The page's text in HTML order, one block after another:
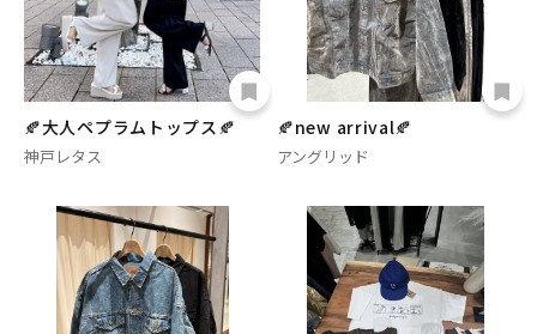
🍂大人ペプラムトップス🍂
神戸レタス
🍂new arrival🍂
アングリッド